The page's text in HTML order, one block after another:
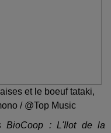
et le boeuf tataki,
/ @Top Music
BioCoop : L'Ilot de la